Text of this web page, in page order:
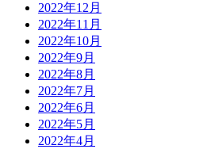
2022年12月
2022年11月
2022年10月
2022年9月
2022年8月
2022年7月
2022年6月
2022年5月
2022年4月